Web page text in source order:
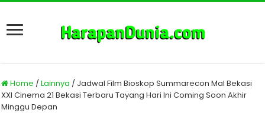
Home /Lainnya / Jadwal Film Bioskop Summarecon Mal Bekasi
XXI Cinema 21 Bekasi Terbaru Tayang Hari Ini Coming Soon Akhir
Minggu Depan